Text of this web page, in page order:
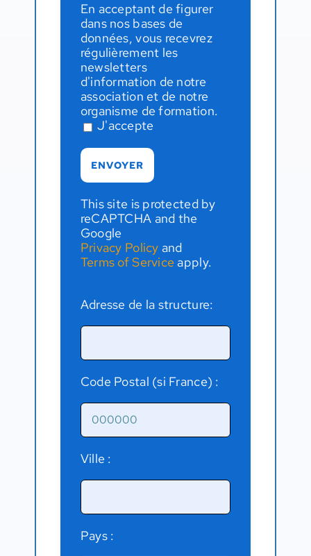
En acceptant de figurer
dans nos bases de
données, vous recevrez
régulièrement les
newsletters
d'information de notre
association et de notre
organisme de formation.
J'accepte
This site is protected by
reCAPTCHA and the
Google
Privacy Policy and
Terms of Service apply.
Adresse de la structure:
Code Postal (si France) :
Ville :
Pays :